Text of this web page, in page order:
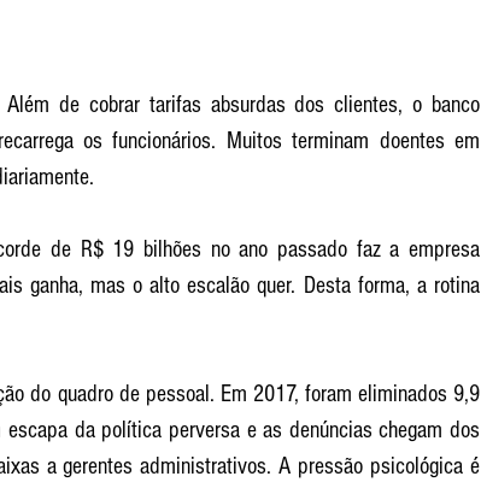
Além de cobrar tarifas absurdas dos clientes, o banco
os funcionários. Muitos terminam doentes em
de R$ 19 bilhões no ano passado faz a empresa
ganha, mas o alto escalão quer. Desta forma, a rotina
do quadro de pessoal. Em 2017, foram eliminados 9,9
da política perversa e as denúncias chegam dos
a gerentes administrativos. A pressão psicológica é